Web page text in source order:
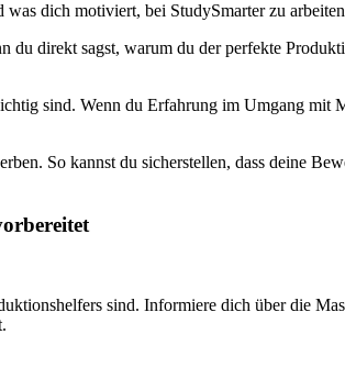
dich motiviert, bei StudySmarter zu
direkt sagst, warum du der perfekte
sind. Wenn du Erfahrung im Umgang mit
So kannst du sicherstellen, dass deine
sind. Informiere dich über die